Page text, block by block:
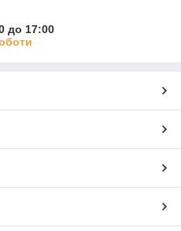
до 17:00